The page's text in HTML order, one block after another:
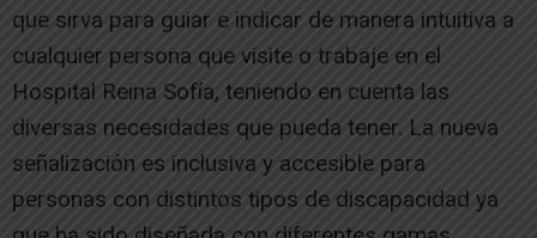
que sirva para guiar e indicar de manera intuitiva a
cualquier persona que visite o trabaje en el
Hospital Reina Sofía, teniendo en cuenta las
diversas necesidades que pueda tener. La nueva
señalización es inclusiva y accesible para
personas con distintos tipos de discapacidad ya